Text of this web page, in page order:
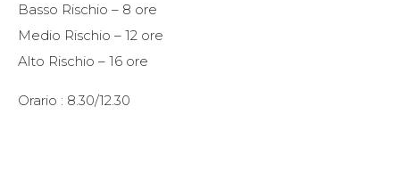
Basso Rischio – 8 ore
Medio Rischio – 12 ore
Alto Rischio – 16 ore
Orario : 8.30/12.30